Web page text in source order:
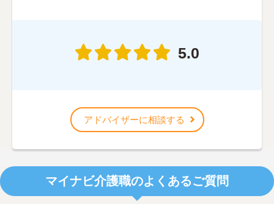
5.0
アドバイザーに相談する
マイナビ介護職のよくあるご質問